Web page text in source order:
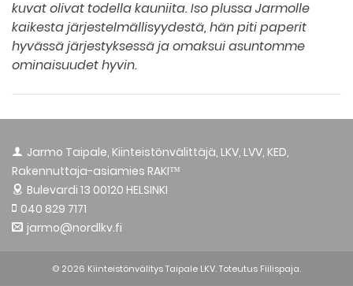
kuvat olivat todella kauniita. Iso plussa Jarmolle
kaikesta järjestelmällisyydestä, hän piti paperit
hyvässä järjestyksessä ja omaksui asuntomme
ominaisuudet hyvin.
Jarmo Taipale, Kiinteistönvälittäjä, LKV, LVV, KED,
Rakennuttaja-asiamies RAKI™
Bulevardi 13 00120 HELSINKI
040 829 7171
jarmo@nordlkv.fi
© 2026 Kiinteistönvälitys Taipale LKV. Toteutus Fiilispaja.